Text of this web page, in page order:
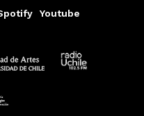
Youtube